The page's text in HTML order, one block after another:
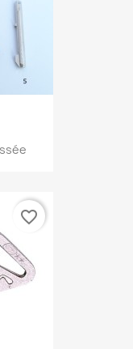
favorite_border